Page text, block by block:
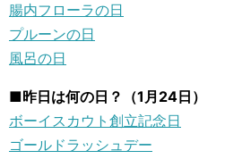
腸内フローラの日
プルーンの日
風呂の日
■昨日は何の日？（1月24日）
ボーイスカウト創立記念日
ゴールドラッシュデー